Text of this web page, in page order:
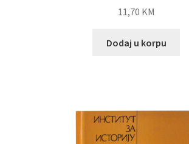
11,70 KM
Dodaj u korpu